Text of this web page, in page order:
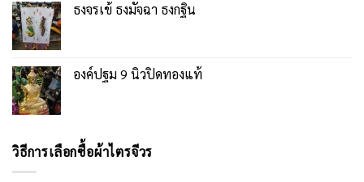
ธงจรเข้ ธงมัจฉา ธงกฐิน
องค์ปฐม 9 นิ้วปิดทองแท้
วิธีการเลือกซื้อผ้าไตรจีวร